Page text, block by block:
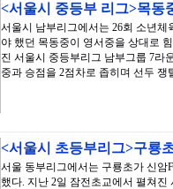
<서울시 중등부 리그>목동
서울시 남부리그에서는 26회 소년
야 했던 목동중이 영서중을 상대로
진 서울시 중등부리그 남부그룹 7라
중과 승점을 2점차로 좁히며 선두
<서울시 초등부리그>구룡
서울 동부리그에서는 구룡초가 신암
했다. 지난 2일 잠전초교에서 펼쳐